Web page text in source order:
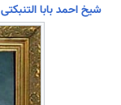
شیخ احمد بابا التنبکتی